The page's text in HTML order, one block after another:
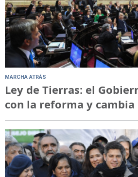
MARCHA ATRÁS
Ley de Tierras: el
con la reforma y cambia